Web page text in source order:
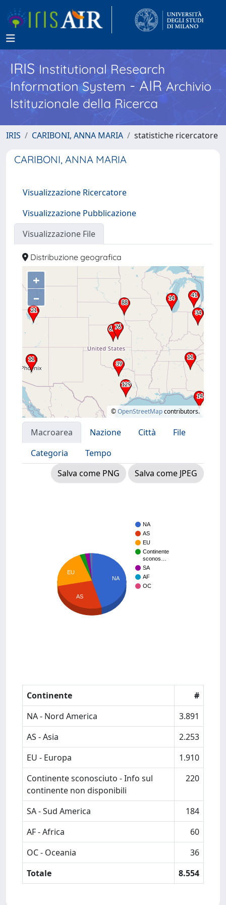
IRISInstitutional Research
Information System - AIR Archivio
Istituzionale della Ricerca
IRIS CARIBONI, ANNA MARIA statistiche ricercatore
CARIBONI, ANNA MARIA
Visualizzazione Ricercatore
Visualizzazione Pubblicazione
Visualizzazione File
Distribuzione geografica
+
–
©OpenStreetMapcontributors.
Macroarea Nazione Città
File
Categoria
Tempo
Salva come PNG
Salva come JPEG
NA
AS
EU
Continente
sconos…
SA
AF
OC
NA
EU
AS
Continente
#
NA - Nord America
3.891
AS - Asia
2.253
EU - Europa
1.910
Continente sconosciuto - Info sul
continente non disponibili
220
SA - Sud America
184
AF - Africa
60
OC - Oceania
36
Totale
8.554